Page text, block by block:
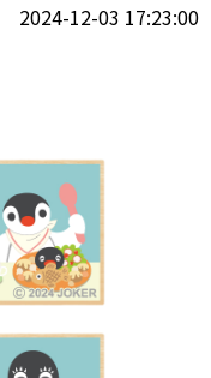
2024-12-03 17:23:00